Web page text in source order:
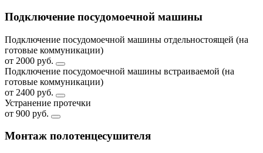
Подключение посудомоечной машины
Подключение посудомоечной машины отдельностоящей (на
готовые коммуникации)
от 2000 руб.
Подключение посудомоечной машины встраиваемой (на
готовые коммуникации)
от 2400 руб.
Устранение протечки
от 900 руб.
Монтаж полотенцесушителя